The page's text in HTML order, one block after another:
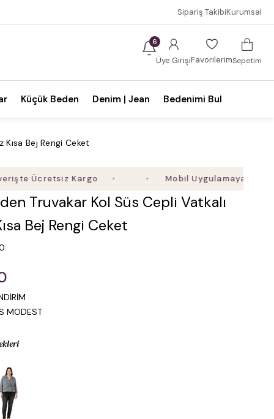
Sipariş TakibiKurumsal
6
Üye GirişiFavorilerimSepetim
Küçük Beden Denim | Jean Bedenimi Bul
Bej Rengi Ceket
Ücretsiz Kargo Mobil Uygulamaya Özel Ek %5
Truvakar Kol Süs Cepli Vatkalı
Bej Rengi Ceket
MODEST